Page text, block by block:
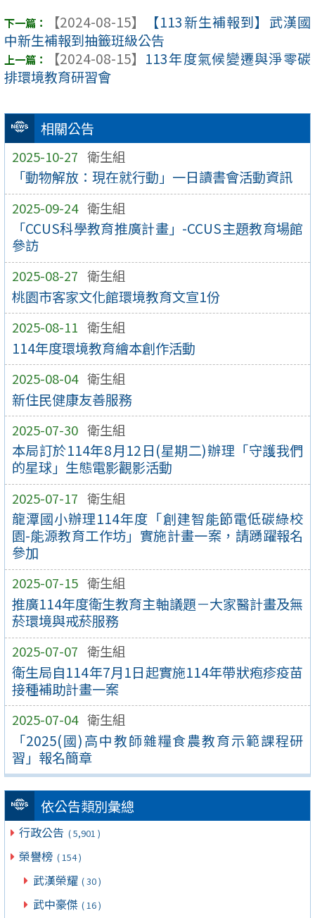
相關公告
2025-10-27 衛生組
「動物解放：現在就行動」一日讀書會活動資訊
2025-09-24 衛生組
「CCUS科學教育推廣計畫」-CCUS主題教育場館
參訪
2025-08-27 衛生組
桃園市客家文化館環境教育文宣1份
2025-08-11 衛生組
114年度環境教育繪本創作活動
2025-08-04 衛生組
新住民健康友善服務
2025-07-30 衛生組
本局訂於114年8月12日(星期二)辦理「守護我們
的星球」生態電影觀影活動
2025-07-17 衛生組
龍潭國小辦理114年度「創建智能節電低碳綠校
園-能源教育工作坊」實施計畫一案，請踴躍報名
參加
2025-07-15 衛生組
推廣114年度衛生教育主軸議題－大家醫計畫及無
菸環境與戒菸服務
2025-07-07 衛生組
衛生局自114年7月1日起實施114年帶狀疱疹疫苗
接種補助計畫一案
2025-07-04 衛生組
「2025(國)高中教師雜糧食農教育示範課程研
習」報名簡章
依公告類別彙總
行政公告 ( 5,901 )
榮譽榜 ( 154 )
武漢榮耀 ( 30 )
武中豪傑 ( 16 )
【2024-08-15】
【113新生補報到】武漢國
中新生補報到抽籤班級公告
【2024-08-15】 113年度氣候變遷與淨零碳
排環境教育研習會